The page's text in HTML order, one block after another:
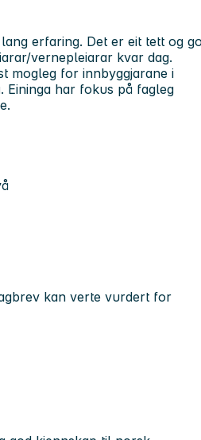
erfaring. Det er eit tett og
vernepleiarar kvar dag.
mogleg for innbyggjarane i
har fokus på fagleg
kan verte vurdert for